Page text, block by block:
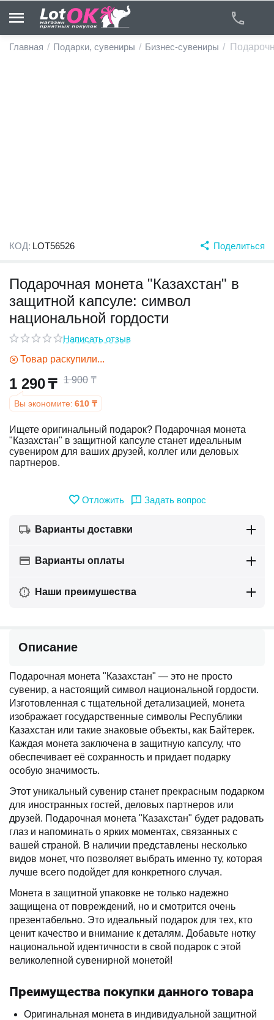
Главная / Подарки, сувениры / Бизнес-сувениры /
КОД: LOT56526 Поделиться
Подарочная монета "Казахстан" в
защитной капсуле: символ
национальной гордости
Написать отзыв
Товар раскупили...
1 290₸ 1 900 ₸
Вы экономите: 610 ₸
Ищете оригинальный подарок? Подарочная монета
"Казахстан" в защитной капсуле станет идеальным
сувениром для ваших друзей, коллег или деловых
партнеров.
Отложить Задать вопрос
Варианты доставки
Варианты оплаты
Наши преимушества
Описание
Подарочная монета "Казахстан" — это не просто
сувенир, а настоящий символ национальной гордости.
Изготовленная с тщательной детализацией, монета
изображает государственные символы Республики
Казахстан или такие знаковые объекты, как Байтерек.
Каждая монета заключена в защитную капсулу, что
обеспечивает её сохранность и придает подарку
особую значимость.
Этот уникальный сувенир станет прекрасным подарком
для иностранных гостей, деловых партнеров или
друзей. Подарочная монета "Казахстан" будет радовать
глаз и напоминать о ярких моментах, связанных с
вашей страной. В наличии представлены несколько
видов монет, что позволяет выбрать именно ту, которая
лучше всего подойдет для конкретного случая.
Монета в защитной упаковке не только надежно
защищена от повреждений, но и смотрится очень
презентабельно. Это идеальный подарок для тех, кто
ценит качество и внимание к деталям. Добавьте нотку
национальной идентичности в свой подарок с этой
великолепной сувенирной монетой!
Преимущества покупки данного товара
Оригинальная монета в индивидуальной защитной